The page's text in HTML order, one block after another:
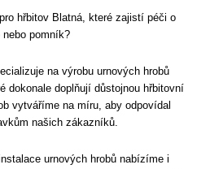
hřbitov Blatná, které zajistí péči o
nebo pomník?
na výrobu urnových hrobů
dokonale doplňují důstojnou hřbitovní
vytváříme na míru, aby odpovídal
našich zákazníků.
urnových hrobů nabízíme i